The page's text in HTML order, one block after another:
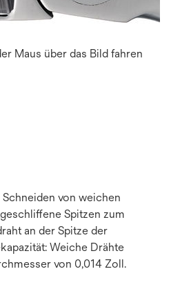
Maus über das Bild fahren
von weichen
Spitzen zum
an der Spitze der
Weiche Drähte
von 0,014 Zoll.